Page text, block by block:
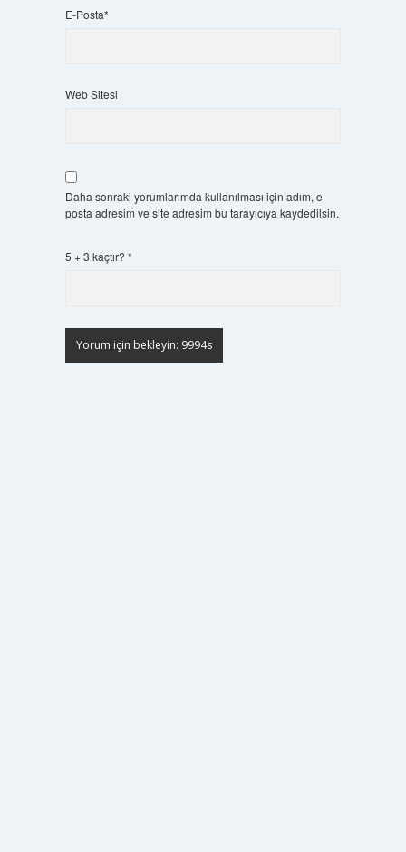
E-Posta*
Web Sitesi
Daha sonraki yorumlarımda kullanılması için adım, e-
posta adresim ve site adresim bu tarayıcıya kaydedilsin.
5 + 3 kaçtır? *